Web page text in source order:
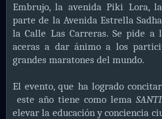
Embrujo, la avenida Piki Lora,
parte de la Avenida Estrella
la Calle Las Carreras. Se pide a
aceras a dar ánimo a los
grandes maratones del mundo.
El evento, que ha logrado
este año tiene como lema
elevar la educación y conciencia